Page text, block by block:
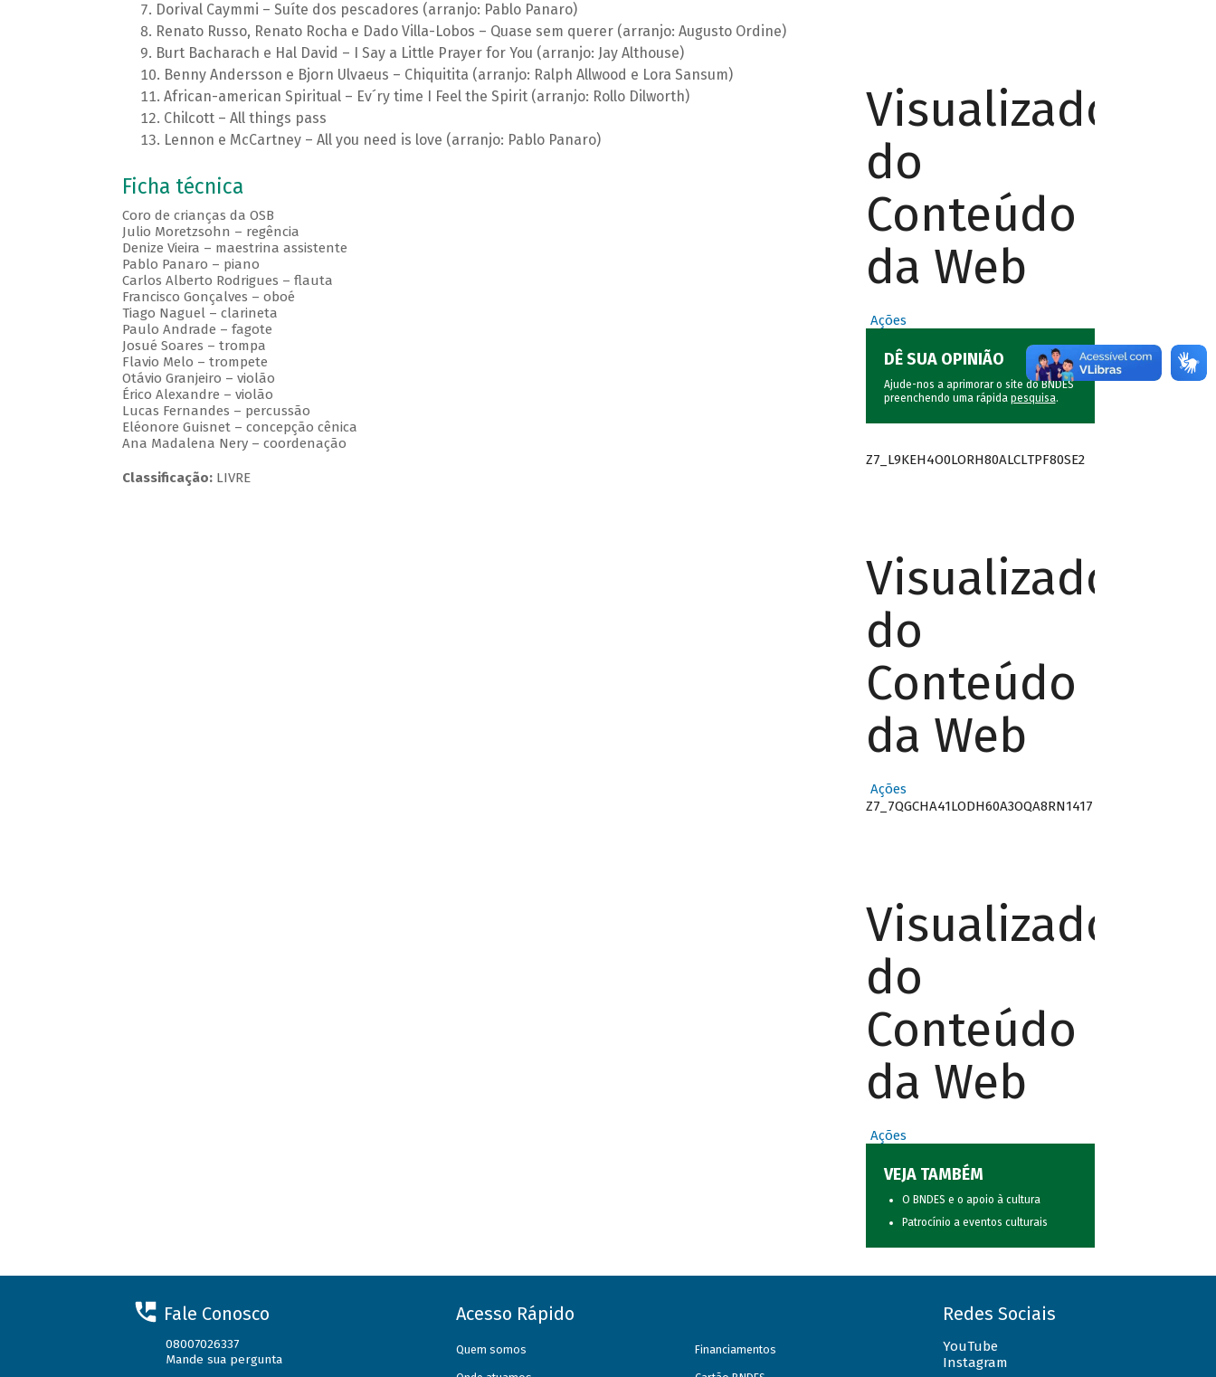
Dorival Caymmi – Suíte dos pescadores (arranjo: Pablo Panaro)
Renato Russo, Renato Rocha e Dado Villa-Lobos – Quase sem querer (arranjo: Augusto Ordine)
Burt Bacharach e Hal David – I Say a Little Prayer for You (arranjo: Jay Althouse)
Benny Andersson e Bjorn Ulvaeus – Chiquitita (arranjo: Ralph Allwood e Lora Sansum)
African-american Spiritual – Ev´ry time I Feel the Spirit (arranjo: Rollo Dilworth)
Chilcott – All things pass
Lennon e McCartney – All you need is love (arranjo: Pablo Panaro)
Ficha técnica
Coro de crianças da OSB
Julio Moretzsohn – regência
Denize Vieira – maestrina assistente
Pablo Panaro – piano
Carlos Alberto Rodrigues – flauta
Francisco Gonçalves – oboé
Tiago Naguel – clarineta
Paulo Andrade – fagote
Josué Soares – trompa
Flavio Melo – trompete
Otávio Granjeiro – violão
Érico Alexandre – violão
Lucas Fernandes – percussão
Eléonore Guisnet – concepção cênica
Ana Madalena Nery – coordenação
Classificação:LIVRE
Visualizador
do
Conteúdo
da Web
Ações
DÊ SUA OPINIÃO
Ajude-nos a aprimorar o site do BNDES
preenchendo uma rápida pesquisa.
Z7_L9KEH4O0LORH80ALCLTPF80SE2
Visualizador
do
Conteúdo
da Web
Ações
Z7_7QGCHA41LODH60A3OQA8RN1417
Visualizador
do
Conteúdo
da Web
Ações
VEJA TAMBÉM
O BNDES e o apoio à cultura
Patrocínio a eventos culturais
Fale Conosco
08007026337
Mande sua pergunta
Acesso Rápido
Quem somos Financiamentos
Redes Sociais
YouTube
Instagram